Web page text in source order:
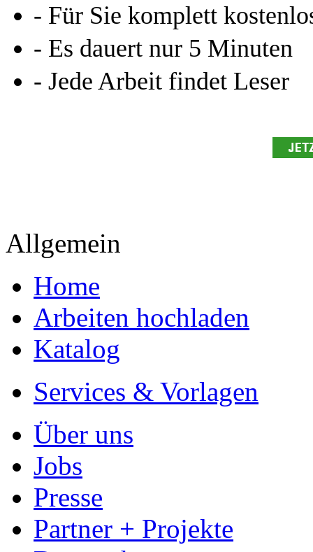
- Für Sie komplett
- Es dauert nur 5 Minuten
- Jede Arbeit findet Leser
Allgemein
Home
Arbeiten hochladen
Katalog
Services & Vorlagen
Über uns
Jobs
Presse
Partner + Projekte